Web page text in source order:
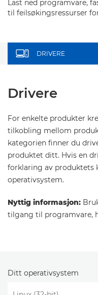
Last ned programvare,
til feilsøkingsressurser
DRIVERE
Drivere
For enkelte produkter
tilkobling mellom
kategorien finner du
produktet ditt. Hvis en
forklaring av
operativsystem.
Nyttig informasjon:
tilgang til programvare,
Ditt operativsystem